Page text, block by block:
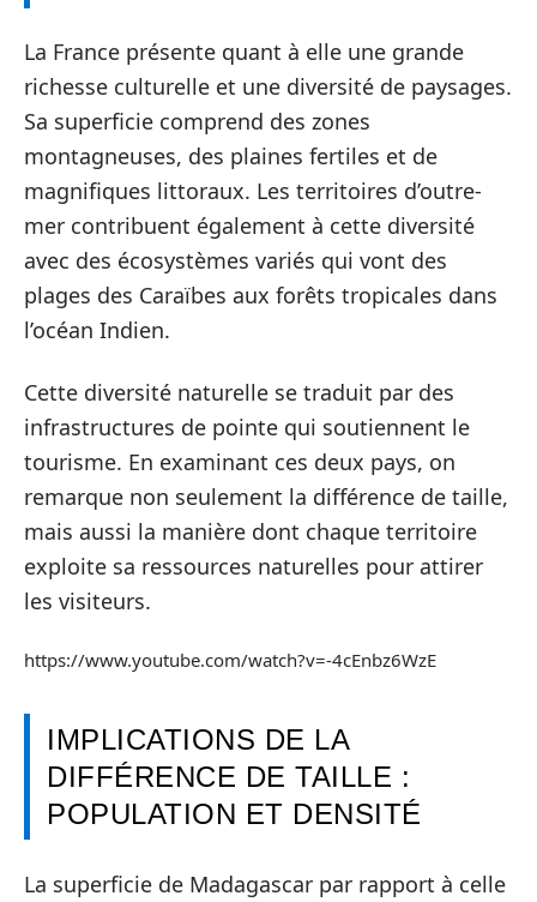
La France présente quant à elle une grande
richesse culturelle et une diversité de paysages.
Sa superficie comprend des zones
montagneuses, des plaines fertiles et de
magnifiques littoraux. Les territoires d’outre-
mer contribuent également à cette diversité
avec des écosystèmes variés qui vont des
plages des Caraïbes aux forêts tropicales dans
l’océan Indien.
Cette diversité naturelle se traduit par des
infrastructures de pointe qui soutiennent le
tourisme. En examinant ces deux pays, on
remarque non seulement la différence de taille,
mais aussi la manière dont chaque territoire
exploite sa ressources naturelles pour attirer
les visiteurs.
https://www.youtube.com/watch?v=-4cEnbz6WzE
IMPLICATIONS DE LA
DIFFÉRENCE DE TAILLE :
POPULATION ET DENSITÉ
La superficie de Madagascar par rapport à celle